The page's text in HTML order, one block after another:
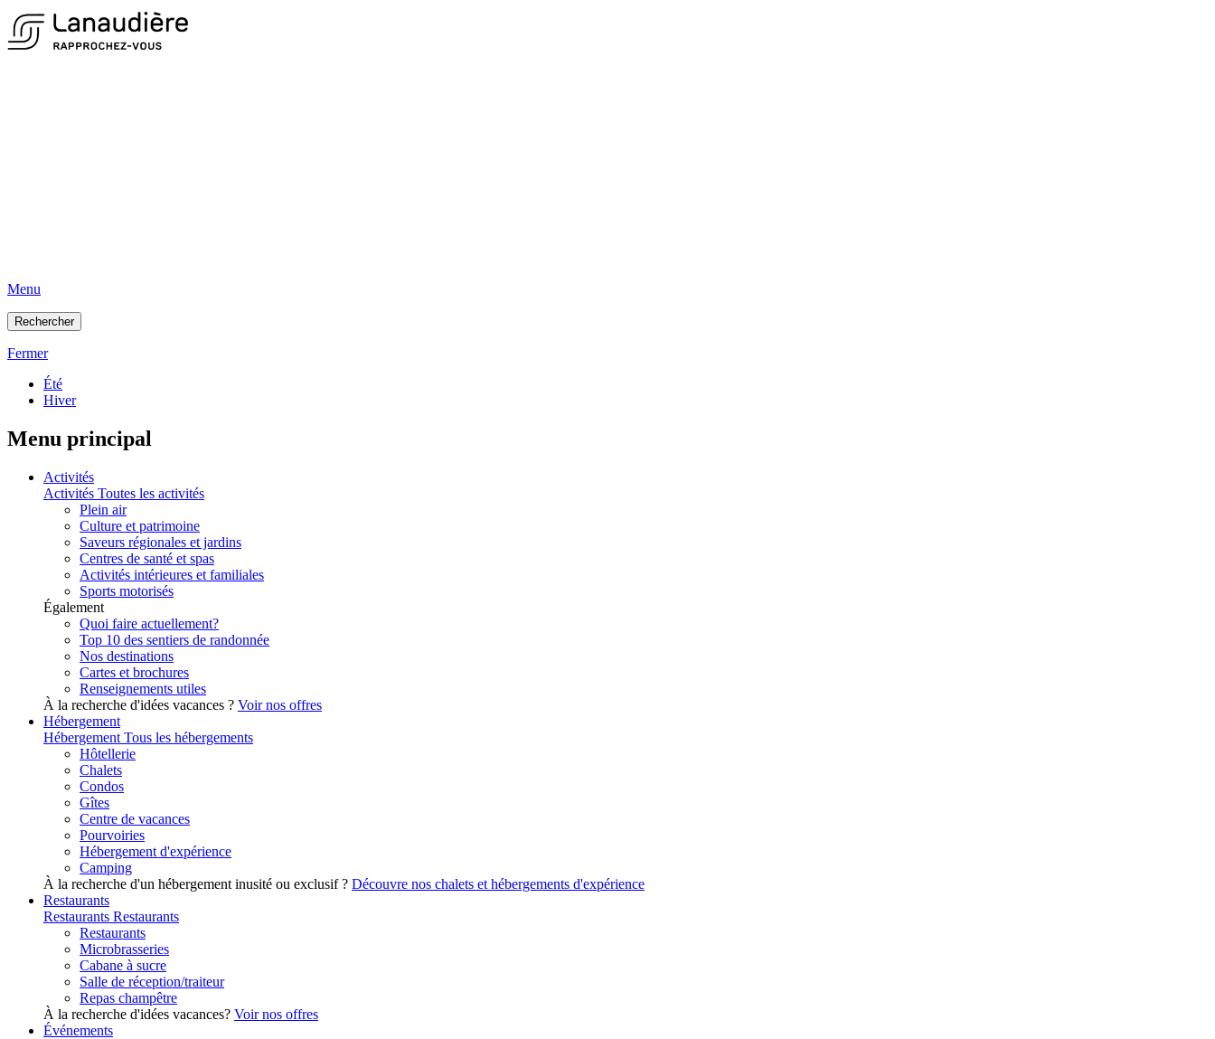
Menu
Rechercher
Fermer
Été
Hiver
Menu principal
Activités
Activités Toutes les activités
Plein air
Culture et patrimoine
Saveurs régionales et jardins
Centres de santé et spas
Activités intérieures et familiales
Sports motorisés
Également
Quoi faire actuellement?
Top 10 des sentiers de randonnée
Nos destinations
Cartes et brochures
Renseignements utiles
À la recherche d'idées vacances ? Voir nos offres
Hébergement
Hébergement Tous les hébergements
Hôtellerie
Chalets
Condos
Gîtes
Centre de vacances
Pourvoiries
Hébergement d'expérience
Camping
À la recherche d'un hébergement inusité ou exclusif ? Découvre nos chalets et hébergements d'expérience
Restaurants
Restaurants Restaurants
Restaurants
Microbrasseries
Cabane à sucre
Salle de réception/traiteur
Repas champêtre
À la recherche d'idées vacances? Voir nos offres
Événements